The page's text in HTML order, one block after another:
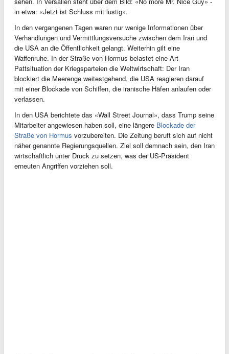
in etwa: «Jetzt ist Schluss mit lustig».
In den vergangenen Tagen waren nur wenige Informationen über
Verhandlungen und Vermittlungsversuche zwischen dem Iran und
die USA an die Öffentlichkeit gelangt. Weiterhin gilt eine
Waffenruhe. In der Straße von Hormus belastet eine Art
Pattsituation der Kriegsparteien die Weltwirtschaft: Der Iran
blockiert die Meerenge weitestgehend, die USA reagieren darauf
mit einer Blockade von Schiffen, die iranische Häfen anlaufen oder
verlassen.
In den USA berichtete das «Wall Street Journal», dass Trump seine
Mitarbeiter angewiesen haben soll, eine längere Blockade der
Straße von Hormus vorzubereiten. Die Zeitung beruft sich auf nicht
näher genannte Regierungsquellen. Ziel soll demnach sein, den Iran
wirtschaftlich unter Druck zu setzen, was der US-Präsident
erneuten Angriffen vorziehen soll.